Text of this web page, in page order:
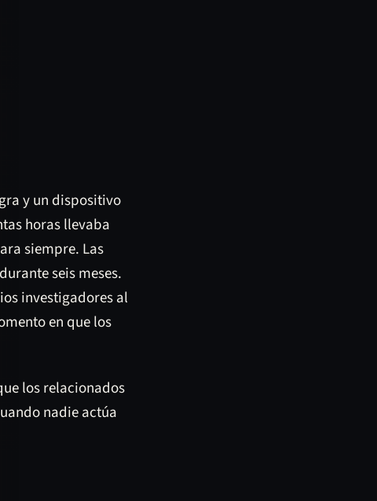
y un dispositivo
horas llevaba
siempre. Las
seis meses.
investigadores al
en que los
los relacionados
nadie actúa